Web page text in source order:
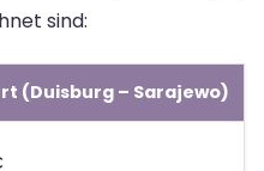
sind:
(Duisburg – Sarajewo)